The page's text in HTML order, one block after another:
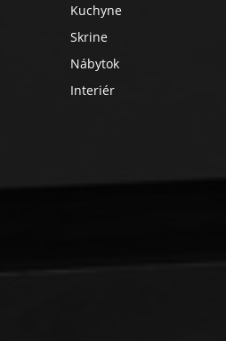
Kuchyne
Skrine
Nábytok
Interiér